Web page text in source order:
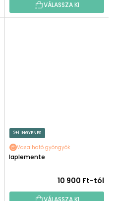
VÁLASSZA KI
2+1 INGYENES
Vasalható gyöngyök
Naplemente
10 900 Ft-tól